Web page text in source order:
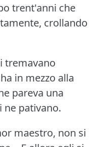
trent'anni che
crollando
tremavano
in mezzo alla
pareva una
ne pativano.
maestro, non si